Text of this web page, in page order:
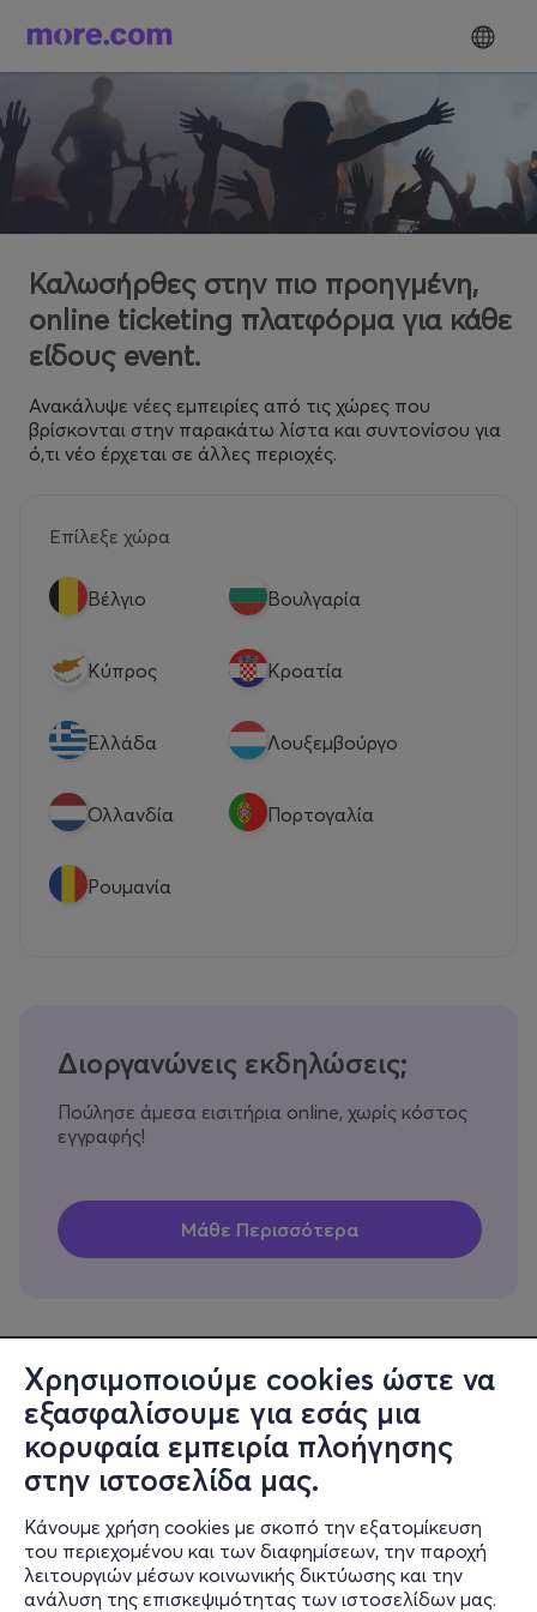
Χρησιμοποιούμε cookies ώστε να
εξασφαλίσουμε για εσάς μια
κορυφαία εμπειρία πλοήγησης
στην ιστοσελίδα μας.
Κάνουμε χρήση cookies με σκοπό την εξατομίκευση
του περιεχομένου και των διαφημίσεων, την παροχή
λειτουργιών μέσων κοινωνικής δικτύωσης και την
ανάλυση της επισκεψιμότητας των ιστοσελίδων μας.
Καλωσήρθες στην πιο προηγμένη,
online ticketing πλατφόρμα για κάθε
είδους event.
Ανακάλυψε νέες εμπειρίες από τις χώρες που
βρίσκονται στην παρακάτω λίστα και συντονίσου για
ό,τι νέο έρχεται σε άλλες περιοχές.
Επίλεξε χώρα
Βέλγιο Βουλγαρία
Κύπρος Κροατία
Eλλάδα Λουξεμβούργο
Ολλανδία Πορτογαλία
Ρουμανία
Διοργανώνεις εκδηλώσεις;
Πούλησε άμεσα εισιτήρια online, χωρίς κόστος
εγγραφής!
Πληροφορίες
Υποστήριξη
Stay Connected